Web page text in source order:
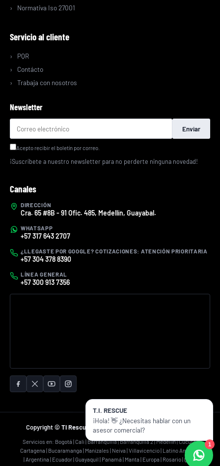
Normativa Iso 27001
Servicio al cliente
PQR
Contácto
Trabaja con nosotros
Newsletter
Enviar
Acepto recibir el boletín por correo.
¡Suscríbete a nuestro newsletter para no perderte ninguna novedad!
Canales
DIRECCIÓN
Cra. 65 #8B - 91 Ofic. 485, Medellín, Guayabal.
WHATSAPP
+57 317 643 2707
¿LLEGASTE POR GOOGLE? COTIZACIONES: ATENCIÓN PRIORITARIA
+57 304 378 8390
LÍNEA GENERAL
+57 300 913 7356
Copyright © TI Rescue 2026 Todos los derechos reservados.
Servicios en: Bogotá | Cali | Barranquilla | Barranquilla 2 | Medellín | Cúcuta |
Cartagena | Bucaramanga | Manizales | Neiva | Villavicencio | Latino América
| Argentina | Ecuador | Guayaquil | Panamá | Manta | Europa | Rosario | Quito
T.I. RESCUE
¡Hola! 👋 ¿Necesitas hablar con un
asesor comercial?
1